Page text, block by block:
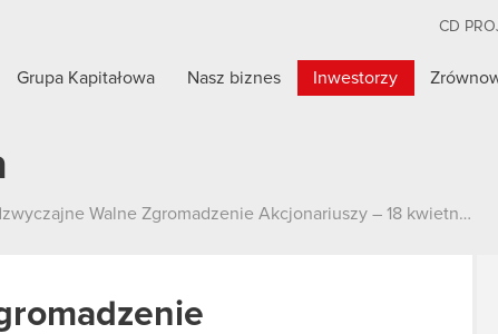
CD
Grupa Kapitałowa Nasz biznes Inwestorzy
Walne Zgromadzenie Akcjonariuszy – 18 kwietnia 2023 r.